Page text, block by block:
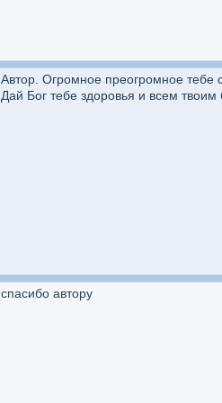
Автор. Огромное преогромное тебе
Дай Бог тебе здоровья и всем твоим
спасибо автору